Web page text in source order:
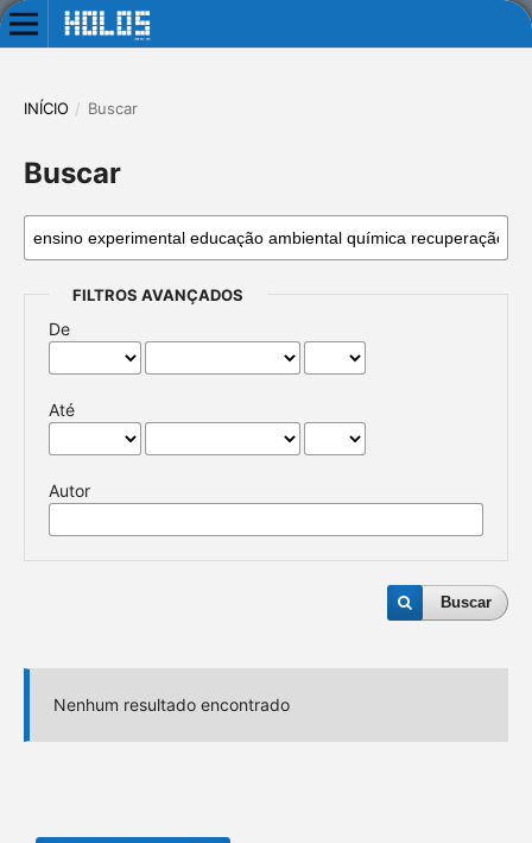
INÍCIO / Buscar
Buscar
FILTROS AVANÇADOS
De
Até
Autor
Buscar
Nenhum resultado encontrado